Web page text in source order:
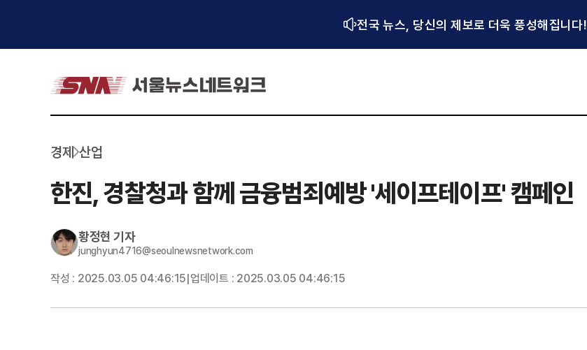
전국 뉴스, 당신의 제보로 더욱 풍성해집니다!
경제 산업
한진, 경찰청과 함께 금융범죄예방 '세이프테이프' 캠페인
황정현 기자
junghyun4716@seoulnewsnetwork.com
작성 : 2025.03.05 04:46:15 업데이트 : 2025.03.05 04:46:15